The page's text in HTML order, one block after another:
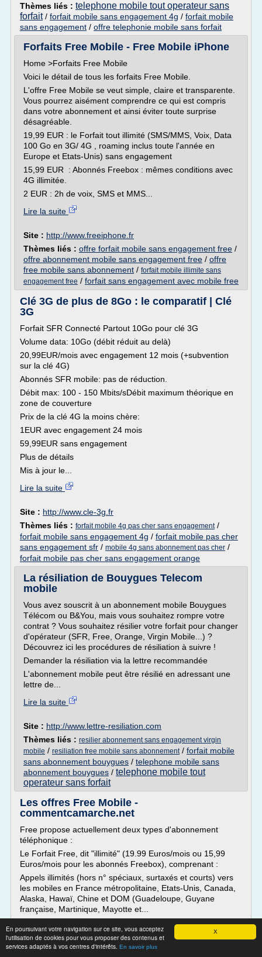
X
En poursuivant votre navigation sur ce site, vous acceptez
l'utilisation de cookies pour vous proposer des contenus et
services adaptés à vos centres d'intérêts. En savoir plus
Thèmes liés : telephone mobile tout operateur sans
forfait/ forfait mobile sans engagement 4g / forfait mobile
sans engagement / offre telephonie mobile sans forfait
Forfaits Free Mobile - Free Mobile iPhone
Home >Forfaits Free Mobile
Voici le détail de tous les forfaits Free Mobile.
L'offre Free Mobile se veut simple, claire et transparente.
Vous pourrez aisément comprendre ce qui est compris
dans votre abonnement et ainsi éviter toute surprise
désagréable.
19,99 EUR : le Forfait tout illimité (SMS/MMS, Voix, Data
100 Go en 3G/ 4G , roaming inclus toute l'année en
Europe et Etats-Unis) sans engagement
15,99 EUR : Abonnés Freebox : mêmes conditions avec
4G illimitée.
2 EUR : 2h de voix, SMS et MMS...
Lire la suite
Site : http://www.freeiphone.fr
Thèmes liés : offre forfait mobile sans engagement free /
offre abonnement mobile sans engagement free / offre
free mobile sans abonnement / forfait mobile illimite sans
engagement free / forfait sans engagement avec mobile free
Clé 3G de plus de 8Go : le comparatif | Clé
3G
Forfait SFR Connecté Partout 10Go pour clé 3G
Volume data: 10Go (débit réduit au delà)
20,99EUR/mois avec engagement 12 mois (+subvention
sur la clé 4G)
Abonnés SFR mobile: pas de réduction.
Débit max: 100 - 150 Mbits/sDébit maximum théorique en
zone de couverture
Prix de la clé 4G la moins chère:
1EUR avec engagement 24 mois
59,99EUR sans engagement
Plus de détails
Mis à jour le...
Lire la suite
Site : http://www.cle-3g.fr
Thèmes liés : forfait mobile 4g pas cher sans engagement/
forfait mobile sans engagement 4g / forfait mobile pas cher
sans engagement sfr / mobile 4g sans abonnement pas cher /
forfait mobile pas cher sans engagement orange
La résiliation de Bouygues Telecom
mobile
Vous avez souscrit à un abonnement mobile Bouygues
Télécom ou B&You, mais vous souhaitez rompre votre
contrat ? Vous souhaitez résilier votre forfait pour changer
d'opérateur (SFR, Free, Orange, Virgin Mobile...) ?
Découvrez ici les procédures de résiliation à suivre !
Demander la résiliation via la lettre recommandée
L'abonnement mobile peut être résilié en adressant une
lettre de...
Lire la suite
Site : http://www.lettre-resiliation.com
Thèmes liés : resilier abonnement sans engagement virgin
mobile / resiliation free mobile sans abonnement/ forfait mobile
sans abonnement bouygues / telephone mobile sans
abonnement bouygues / telephone mobile tout
operateur sans forfait
Les offres Free Mobile -
commentcamarche.net
Free propose actuellement deux types d'abonnement
téléphonique :
Le Forfait Free, dit "illimité" (19.99 Euros/mois ou 15,99
Euros/mois pour les abonnés Freebox), comprenant :
Appels illimités (hors n° spéciaux, surtaxés et courts) vers
les mobiles en France métropolitaine, Etats-Unis, Canada,
Alaska, Hawaï, Chine et DOM (Guadeloupe, Guyane
française, Martinique, Mayotte et...
Lire la suite
Date:2017-04-14 09:24:46
Site :http://www.commentcamarche.net